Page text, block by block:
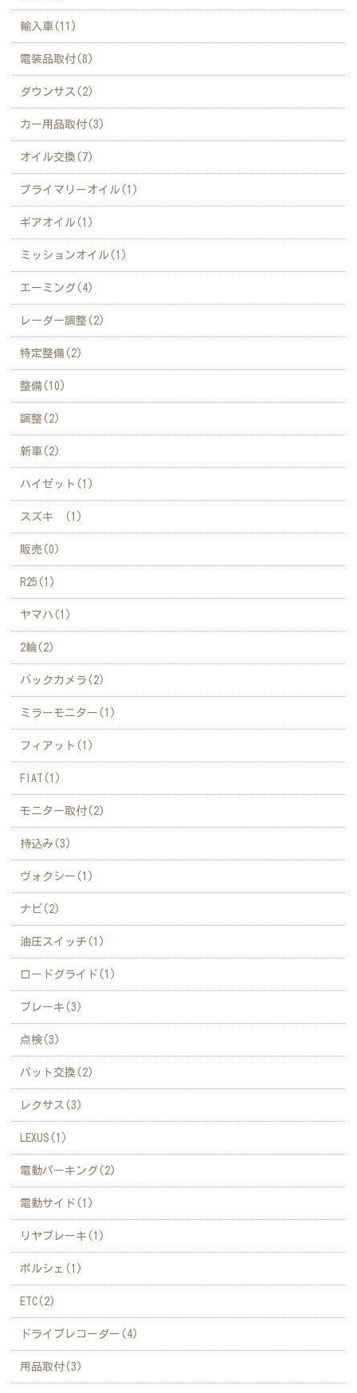
輸入車(11)
電装品取付(8)
ダウンサス(2)
カー用品取付(3)
オイル交換(7)
プライマリーオイル(1)
ギアオイル(1)
ミッションオイル(1)
エーミング(4)
レーダー調整(2)
特定整備(2)
整備(10)
調整(2)
新車(2)
ハイゼット(1)
スズキ (1)
販売(0)
R25(1)
ヤマハ(1)
2輪(2)
バックカメラ(2)
ミラーモニター(1)
フィアット(1)
FIAT(1)
モニター取付(2)
持込み(3)
ヴォクシー(1)
ナビ(2)
油圧スイッチ(1)
ロードグライド(1)
ブレーキ(3)
点検(3)
パット交換(2)
レクサス(3)
LEXUS(1)
電動パーキング(2)
電動サイド(1)
リヤブレーキ(1)
ポルシェ(1)
ETC(2)
ドライブレコーダー(4)
用品取付(3)